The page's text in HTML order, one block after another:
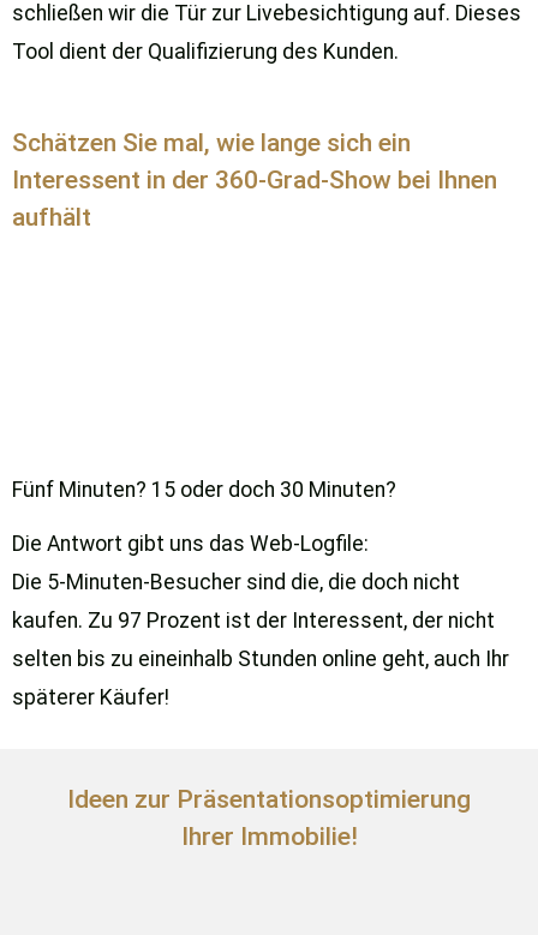
schließen wir die Tür zur Livebesichtigung auf. Dieses
Tool dient der Qualifizierung des Kunden.
Schätzen Sie mal, wie lange sich ein
Interessent in der 360-Grad-Show bei Ihnen
aufhält
Fünf Minuten? 15 oder doch 30 Minuten?
Die Antwort gibt uns das Web-Logfile:
Die 5-Minuten-Besucher sind die, die doch nicht
kaufen. Zu 97 Prozent ist der Interessent, der nicht
selten bis zu eineinhalb Stunden online geht, auch Ihr
späterer Käufer!
Ideen zur Präsentationsoptimierung
Ihrer Immobilie!